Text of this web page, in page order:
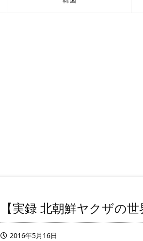
【実録 北朝鮮ヤクザの
2016年5月16日